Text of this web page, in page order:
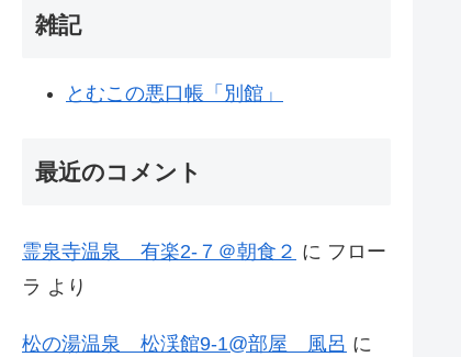
雑記
とむこの悪口帳「別館」
最近のコメント
霊泉寺温泉 有楽2-７＠朝食２ に フロー
ラ より
松の湯温泉 松渓館9-1@部屋 風呂 に